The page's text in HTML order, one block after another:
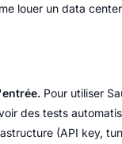
louer un data
Pour utiliser
des tests
(API key,